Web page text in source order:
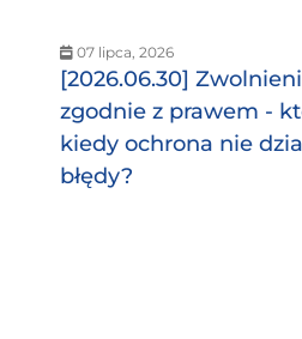
07 lipca, 2026
[2026.06.30]
zgodnie z prawem -
kiedy ochrona nie
błędy?